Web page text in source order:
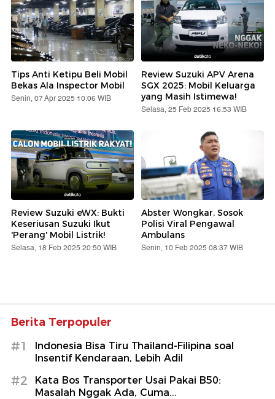
Tips Anti Ketipu Beli Mobil
Bekas Ala Inspector Mobil
Senin, 07 Apr 2025 10:06 WIB
Review Suzuki APV Arena
SGX 2025: Mobil Keluarga
yang Masih Istimewa!
Selasa, 25 Feb 2025 16:53 WIB
Review Suzuki eWX: Bukti
Keseriusan Suzuki Ikut
'Perang' Mobil Listrik!
Selasa, 18 Feb 2025 20:50 WIB
Abster Wongkar, Sosok
Polisi Viral Pengawal
Ambulans
Senin, 10 Feb 2025 08:37 WIB
Berita Terpopuler
#1
Indonesia Bisa Tiru Thailand-Filipina soal
Insentif Kendaraan, Lebih Adil
#2
Kata Bos Transporter Usai Pakai B50:
Masalah Nggak Ada, Cuma...